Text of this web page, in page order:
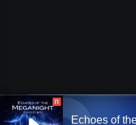
П
Echoes of